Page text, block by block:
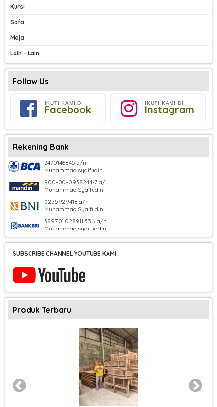
Kursi
Sofa
Meja
Lain - Lain
Follow Us
IKUTI KAMI DI
Facebook
IKUTI KAMI DI
Instagram
Rekening Bank
2470146845 a/n
Muhammad syaifudin
900-00-0958244-7 a/
Muhammad Syaifudin
0255929418 a/n
Muhammad Syaifudin
5897.01.028911.53.6 a/n
Muhammad syaifuddin
SUBSCRIBE CHANNEL YOUTUBE KAMI
Produk Terbaru